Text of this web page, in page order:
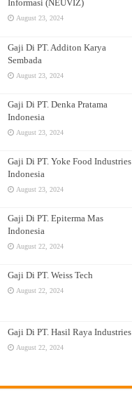
Informasi (NEUVIZ)
August 23, 2024
Gaji Di PT. Additon Karya
Sembada
August 23, 2024
Gaji Di PT. Denka Pratama
Indonesia
August 23, 2024
Gaji Di PT. Yoke Food Industries
Indonesia
August 23, 2024
Gaji Di PT. Epiterma Mas
Indonesia
August 22, 2024
Gaji Di PT. Weiss Tech
August 22, 2024
Gaji Di PT. Hasil Raya Industries
August 22, 2024